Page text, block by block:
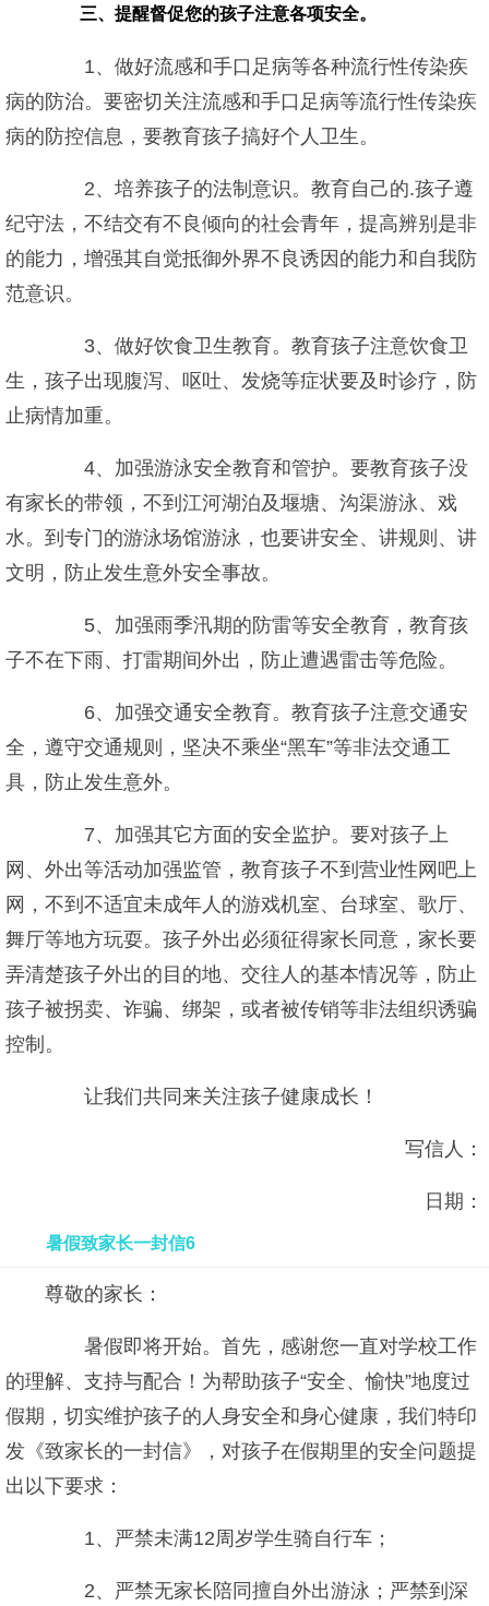
三、提醒督促您的孩子注意各项安全。
1、做好流感和手口足病等各种流行性传染疾
病的防治。要密切关注流感和手口足病等流行性传染疾
病的防控信息，要教育孩子搞好个人卫生。
2、培养孩子的法制意识。教育自己的.孩子遵
纪守法，不结交有不良倾向的社会青年，提高辨别是非
的能力，增强其自觉抵御外界不良诱因的能力和自我防
范意识。
3、做好饮食卫生教育。教育孩子注意饮食卫
生，孩子出现腹泻、呕吐、发烧等症状要及时诊疗，防
止病情加重。
4、加强游泳安全教育和管护。要教育孩子没
有家长的带领，不到江河湖泊及堰塘、沟渠游泳、戏
水。到专门的游泳场馆游泳，也要讲安全、讲规则、讲
文明，防止发生意外安全事故。
5、加强雨季汛期的防雷等安全教育，教育孩
子不在下雨、打雷期间外出，防止遭遇雷击等危险。
6、加强交通安全教育。教育孩子注意交通安
全，遵守交通规则，坚决不乘坐“黑车”等非法交通工
具，防止发生意外。
7、加强其它方面的安全监护。要对孩子上
网、外出等活动加强监管，教育孩子不到营业性网吧上
网，不到不适宜未成年人的游戏机室、台球室、歌厅、
舞厅等地方玩耍。孩子外出必须征得家长同意，家长要
弄清楚孩子外出的目的地、交往人的基本情况等，防止
孩子被拐卖、诈骗、绑架，或者被传销等非法组织诱骗
控制。
让我们共同来关注孩子健康成长！
写信人：
日期：
暑假致家长一封信6
尊敬的家长：
暑假即将开始。首先，感谢您一直对学校工作
的理解、支持与配合！为帮助孩子“安全、愉快”地度过
假期，切实维护孩子的人身安全和身心健康，我们特印
发《致家长的一封信》，对孩子在假期里的安全问题提
出以下要求：
1、严禁未满12周岁学生骑自行车；
2、严禁无家长陪同擅自外出游泳；严禁到深